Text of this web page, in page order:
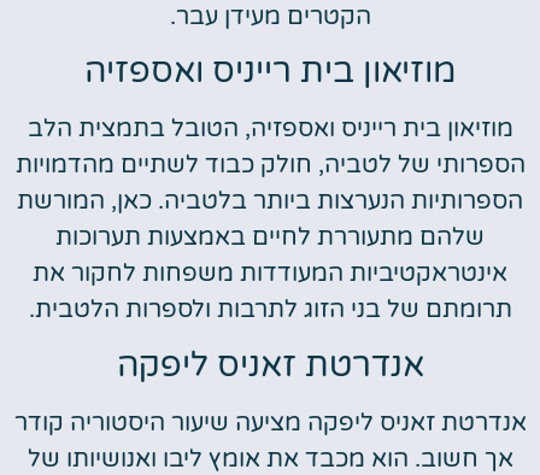
הקטרים מעידן עבר.
מוזיאון בית רייניס ואספזיה
מוזיאון בית רייניס ואספזיה, הטובל בתמצית הלב
הספרותי של לטביה, חולק כבוד לשתיים מהדמויות
הספרותיות הנערצות ביותר בלטביה. כאן, המורשת
שלהם מתעוררת לחיים באמצעות תערוכות
אינטראקטיביות המעודדות משפחות לחקור את
תרומתם של בני הזוג לתרבות ולספרות הלטבית.
אנדרטת זאניס ליפקה
אנדרטת זאניס ליפקה מציעה שיעור היסטוריה קודר
אך חשוב. הוא מכבד את אומץ ליבו ואנושיותו של